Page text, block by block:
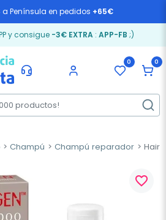
a Península en pedidos +65€
y consigue -3€ EXTRA: APP-FB ;)
0 0
Champú Champú reparador
favorite_border